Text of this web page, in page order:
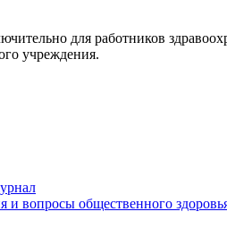
для работников
учреждения.
вопросы общественного